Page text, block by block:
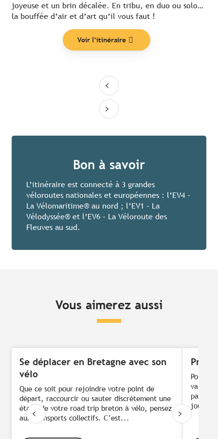
joyeuse et un brin décalée. En tribu, en duo ou solo…
la bouffée d’air et d’art qu’il vous faut !
Voir l’itinéraire
Bon à savoir
L’itinéraire est connecté à 3 grandes
véloroutes nationales et européennes : l’EV4 –
La Vélomaritime® au nord ; l’EV1 – La
Vélodyssée® et l’EV6 – La Véloroute des
Fleuves au sud.
Vous aimerez aussi
Se déplacer en Bretagne avec son
vélo
Que ce soit pour rejoindre votre point de
départ, raccourcir ou sauter discrètement une
étape de votre road trip breton à vélo, pensez
aux transports collectifs. C’est...
Pour
varier
jours,